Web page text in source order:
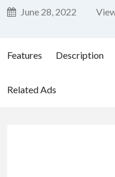
June 28, 2022
Features Description
Related Ads